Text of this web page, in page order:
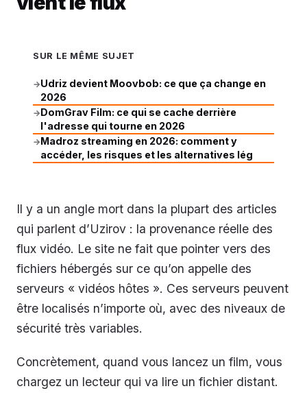
SUR LE MÊME SUJET
→Udriz devient Moovbob: ce que ça change en
2026
→DomGrav Film: ce qui se cache derrière
l'adresse qui tourne en 2026
→Madroz streaming en 2026: comment y
accéder, les risques et les alternatives lég
Il y a un angle mort dans la plupart des articles
qui parlent d’Uzirov : la provenance réelle des
flux vidéo. Le site ne fait que pointer vers des
fichiers hébergés sur ce qu’on appelle des
serveurs « vidéos hôtes ». Ces serveurs peuvent
être localisés n’importe où, avec des niveaux de
sécurité très variables.
Concrètement, quand vous lancez un film, vous
chargez un lecteur qui va lire un fichier distant.